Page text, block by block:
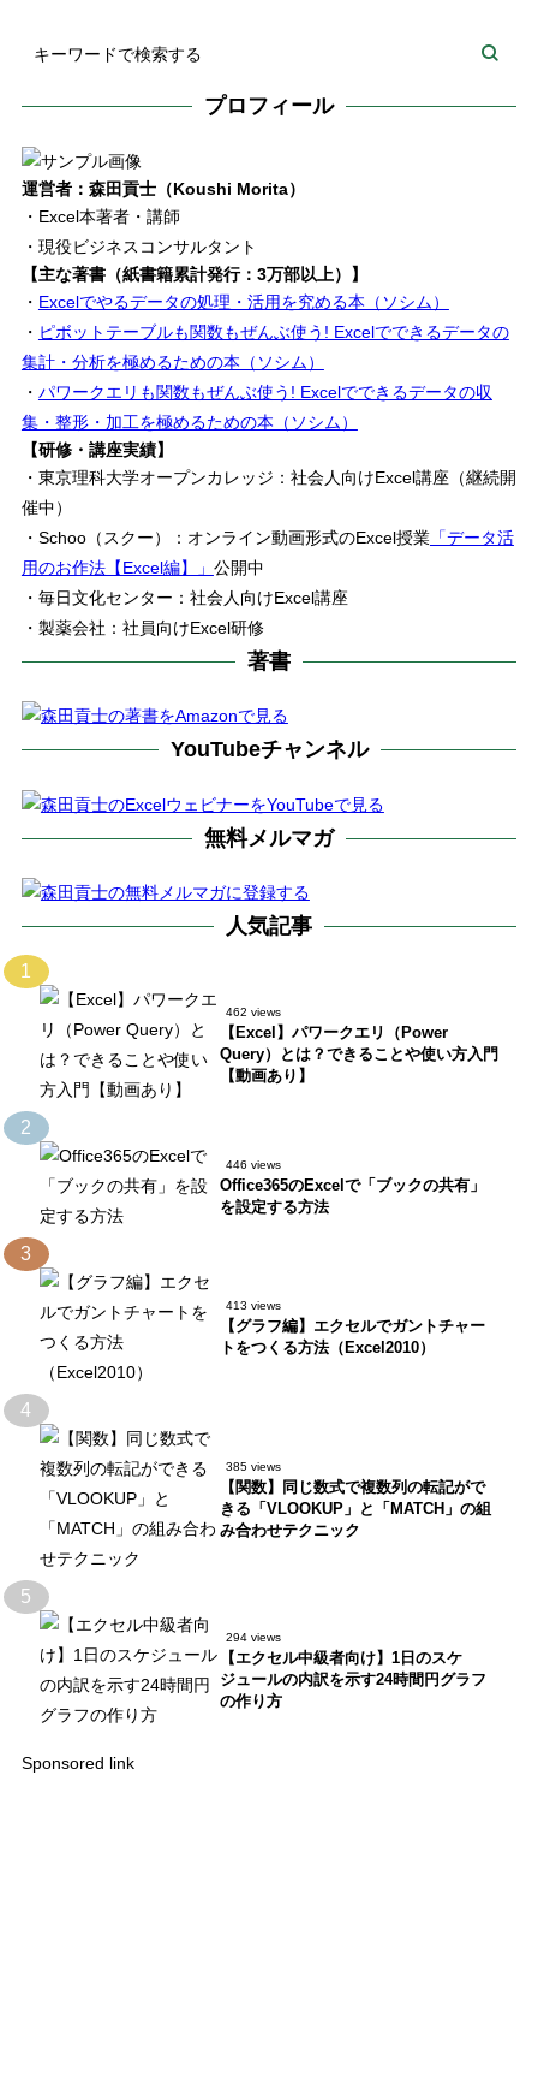
プロフィール
運営者：森田貢士（Koushi Morita）
・Excel本著者・講師
・現役ビジネスコンサルタント
【主な著書（紙書籍累計発行：3万部以上）】
・ Excelでやるデータの処理・活用を究める本（ソシム）
・ ピボットテーブルも関数もぜんぶ使う! Excelでできるデータの
集計・分析を極めるための本（ソシム）
・ パワークエリも関数もぜんぶ使う! Excelでできるデータの収
集・整形・加工を極めるための本（ソシム）
【研修・講座実績】
・東京理科大学オープンカレッジ：社会人向けExcel講座（継続開
催中）
・Schoo（スクー）：オンライン動画形式のExcel授業「データ活
用のお作法【Excel編】」 公開中
・毎日文化センター：社会人向けExcel講座
・製薬会社：社員向けExcel研修
著書
YouTubeチャンネル
無料メルマガ
人気記事
1
462 views
【Excel】パワークエリ（Power
Query）とは？できることや使い方入門
【動画あり】
2
446 views
Office365のExcelで「ブックの共有」
を設定する方法
3
413 views
【グラフ編】エクセルでガントチャー
トをつくる方法（Excel2010）
4
385 views
【関数】同じ数式で複数列の転記がで
きる「VLOOKUP」と「MATCH」の組
み合わせテクニック
5
294 views
【エクセル中級者向け】1日のスケ
ジュールの内訳を示す24時間円グラフ
の作り方
Sponsored link